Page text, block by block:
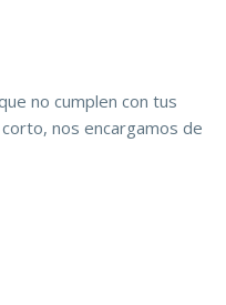
no cumplen con tus
nos encargamos de